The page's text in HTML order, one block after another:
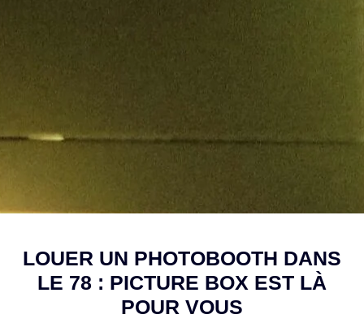
LOUER UN PHOTOBOOTH DANS
LE 78 : PICTURE BOX EST LÀ
POUR VOUS